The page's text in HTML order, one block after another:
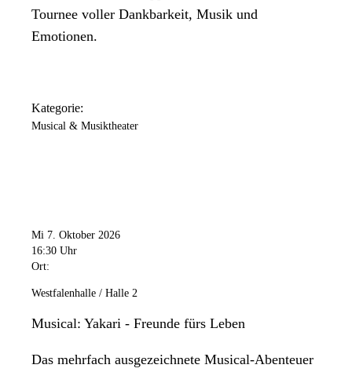
Tournee voller Dankbarkeit, Musik und
Emotionen.
Kategorie:
Musical & Musiktheater
Mi 7. Oktober 2026
16:30 Uhr
Ort:
Westfalenhalle / Halle 2
Musical: Yakari - Freunde fürs Leben
Das mehrfach ausgezeichnete Musical-Abenteuer